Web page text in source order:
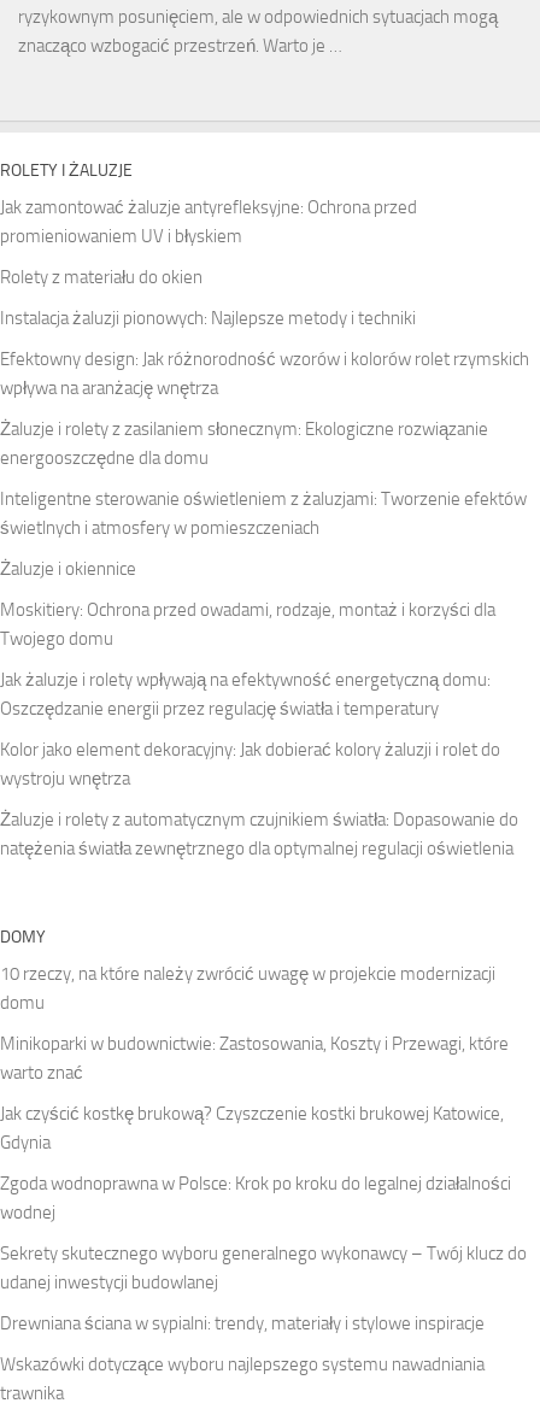
ryzykownym posunięciem, ale w odpowiednich sytuacjach mogą
znacząco wzbogacić przestrzeń. Warto je …
ROLETY I ŻALUZJE
Jak zamontować żaluzje antyrefleksyjne: Ochrona przed
promieniowaniem UV i błyskiem
Rolety z materiału do okien
Instalacja żaluzji pionowych: Najlepsze metody i techniki
Efektowny design: Jak różnorodność wzorów i kolorów rolet rzymskich
wpływa na aranżację wnętrza
Żaluzje i rolety z zasilaniem słonecznym: Ekologiczne rozwiązanie
energooszczędne dla domu
Inteligentne sterowanie oświetleniem z żaluzjami: Tworzenie efektów
świetlnych i atmosfery w pomieszczeniach
Żaluzje i okiennice
Moskitiery: Ochrona przed owadami, rodzaje, montaż i korzyści dla
Twojego domu
Jak żaluzje i rolety wpływają na efektywność energetyczną domu:
Oszczędzanie energii przez regulację światła i temperatury
Kolor jako element dekoracyjny: Jak dobierać kolory żaluzji i rolet do
wystroju wnętrza
Żaluzje i rolety z automatycznym czujnikiem światła: Dopasowanie do
natężenia światła zewnętrznego dla optymalnej regulacji oświetlenia
DOMY
10 rzeczy, na które należy zwrócić uwagę w projekcie modernizacji
domu
Minikoparki w budownictwie: Zastosowania, Koszty i Przewagi, które
warto znać
Jak czyścić kostkę brukową? Czyszczenie kostki brukowej Katowice,
Gdynia
Zgoda wodnoprawna w Polsce: Krok po kroku do legalnej działalności
wodnej
Sekrety skutecznego wyboru generalnego wykonawcy – Twój klucz do
udanej inwestycji budowlanej
Drewniana ściana w sypialni: trendy, materiały i stylowe inspiracje
Wskazówki dotyczące wyboru najlepszego systemu nawadniania
trawnika